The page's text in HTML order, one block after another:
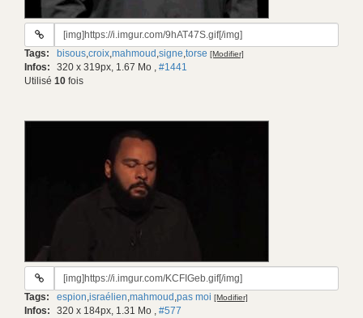
URL
gif:
Tags: bisous,croix,mahmoud ,signe,torse [Modifier]
Infos: 320 x 319px, 1.67 Mo , #1441
Utilisé 10 fois
URL
gif:
Tags: espion,israélien,mahmoud ,pas moi [Modifier]
Infos: 320 x 184px, 1.31 Mo , #577